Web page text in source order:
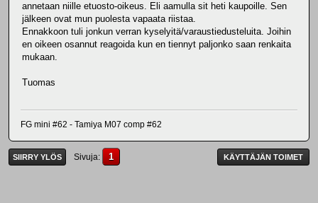
annetaan niille etuosto-oikeus. Eli aamulla sit heti kaupoille. Sen
jälkeen ovat mun puolesta vapaata riistaa.
Ennakkoon tuli jonkun verran kyselyitä/varaustiedusteluita. Joihin
en oikeen osannut reagoida kun en tiennyt paljonko saan renkaita
mukaan.
Tuomas
FG mini #62 - Tamiya M07 comp #62
SIIRRY YLÖS Sivuja 1 KÄYTTÄJÄN TOIMET